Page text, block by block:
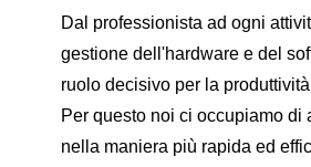
Dal professionista ad ogni
gestione dell'hardware e del
ruolo decisivo per la
Per questo noi ci occupiamo di
nella maniera più rapida ed